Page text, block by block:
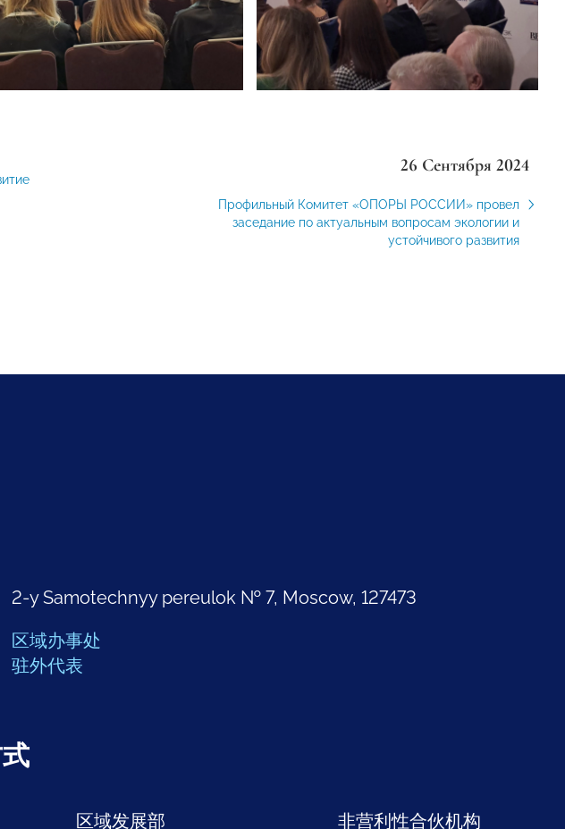
26 Сентября 2024
Профильный Комитет «ОПОРЫ РОССИИ» провел
заседание по актуальным вопросам экологии и
устойчивого развития
2-y Samotechnyy pereulok № 7, Moscow, 127473
区域办事处
驻外代表
区域发展部 非营利性合伙机构